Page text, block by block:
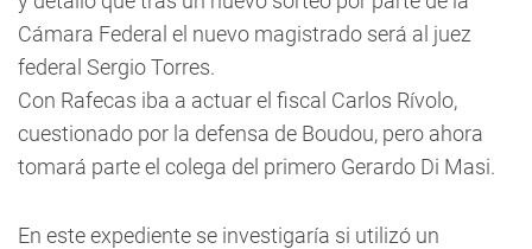
Cámara Federal el nuevo magistrado será al juez
federal Sergio Torres.
Con Rafecas iba a actuar el fiscal Carlos Rívolo,
cuestionado por la defensa de Boudou, pero ahora
tomará parte el colega del primero Gerardo Di Masi.
En este expediente se investigaría si utilizó un